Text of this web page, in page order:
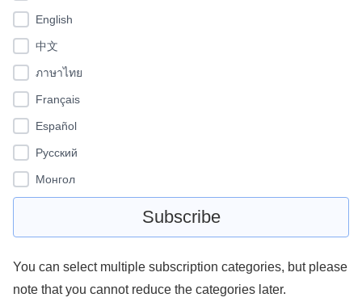
English
中文
ภาษาไทย
Français
Español
Pусский
Монгол
You can select multiple subscription categories, but please
note that you cannot reduce the categories later.